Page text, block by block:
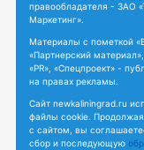
правообладателя - ЗАО
Маркетинг».
Материалы с пометкой
«Партнерский
«PR», «Спецпроект» -
на правах рекламы.
Сайт newkaliningrad.ru
файлы cookie. Продолжая
с сайтом, вы
сбор и последующую